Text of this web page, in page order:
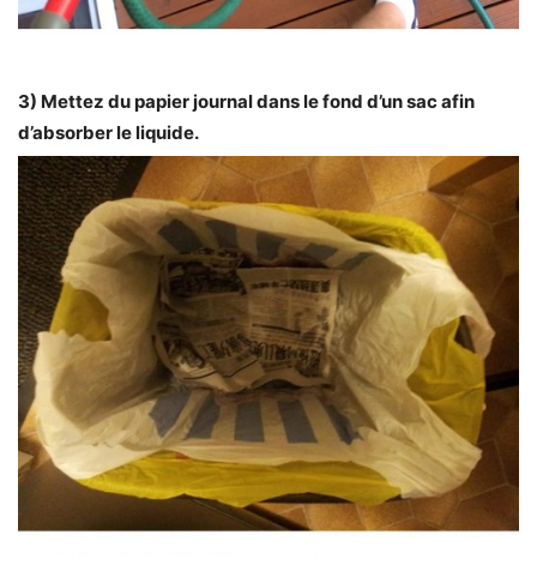
3) Mettez du papier journal dans le fond d’un sac afin
d’absorber le liquide.